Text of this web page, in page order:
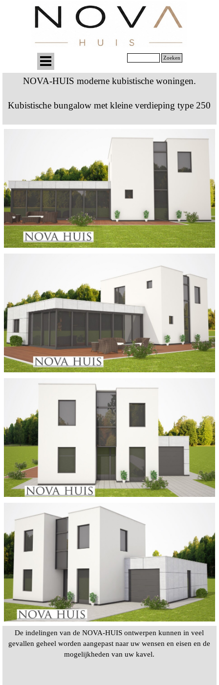
Zoeken
NOVA-HUIS moderne kubistische woningen.
Kubistische bungalow met kleine verdieping type 250
De indelingen van de NOVA-HUIS ontwerpen kunnen in veel
gevallen geheel worden aangepast naar uw wensen en eisen en de
mogelijkheden van uw kavel.